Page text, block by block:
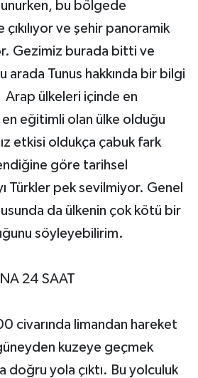
bu bölgede
ve şehir panoramik
Gezimiz burada bitti ve
arada Tunus hakkında bir bilgi
ülkeleri içinde en
eğitimli olan ülke olduğu
etkisi oldukça çabuk fark
göre tarihsel
Türkler pek sevilmiyor. Genel
da ülkenin çok kötü bir
söyleyebilirim.
24 SAAT
civarında limandan hareket
kuzeye geçmek
doğru yola çıktı. Bu yolculuk